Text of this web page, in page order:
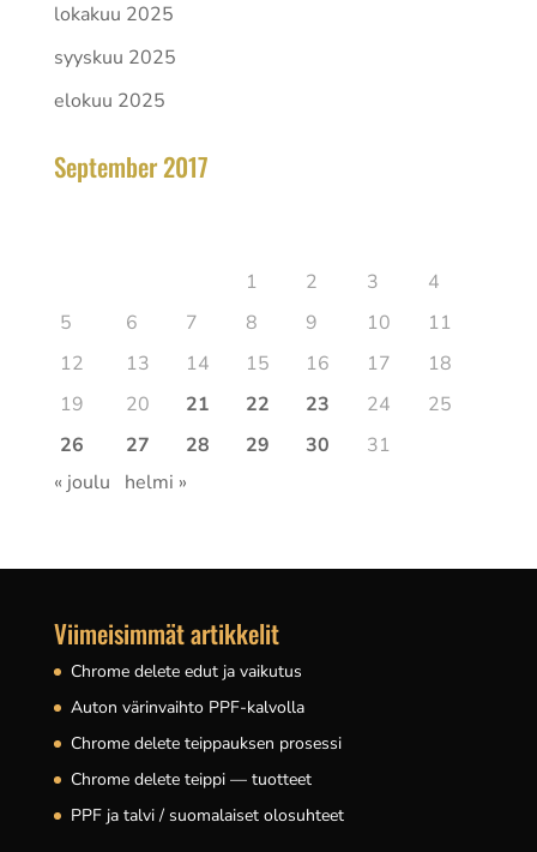
lokakuu 2025
syyskuu 2025
elokuu 2025
September 2017
1
2 3
4
5
6 7 8 9 10
11
12
13 14 15 16 17
18
19
20 21 22 23 24
25
26
27 28 29 30
31
« joulu
helmi »
Viimeisimmät artikkelit
Chrome delete edut ja vaikutus
Auton värinvaihto PPF-kalvolla
Chrome delete teippauksen prosessi
Chrome delete teippi — tuotteet
PPF ja talvi / suomalaiset olosuhteet